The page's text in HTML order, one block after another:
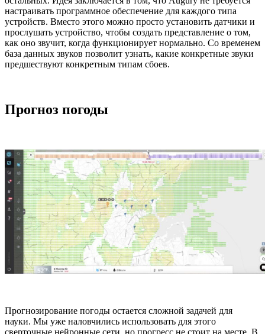
настраивать программное обеспечение для каждого типа
устройств. Вместо этого можно просто установить датчики и
прослушать устройство, чтобы создать представление о том,
как оно звучит, когда функционирует нормально. Со временем
база данных звуков позволит узнать, какие конкретные звуки
предшествуют конкретным типам сбоев.
Прогноз погоды
Прогнозирование погоды остается сложной задачей для
науки. Мы уже наловчились использовать для этого
сверточные нейронные сети, но прогресс не стоит на месте. В